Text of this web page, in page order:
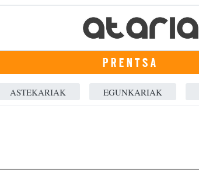
PRENTSA
ASTEKARIAK EGUNKARIAK